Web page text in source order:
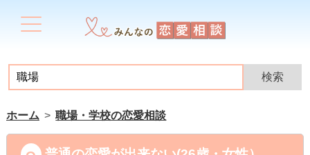
ホーム 職場・学校の恋愛相談